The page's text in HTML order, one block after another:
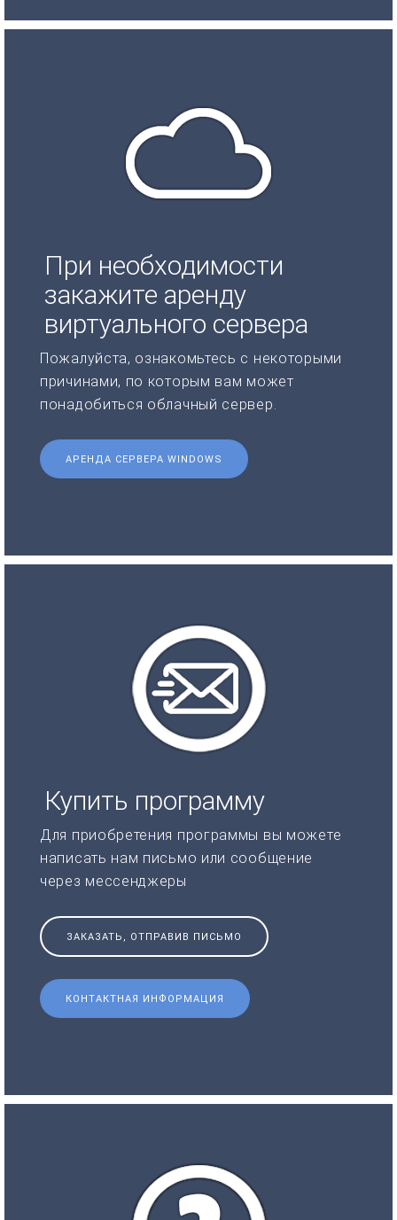
При необходимости
закажите аренду
виртуального сервера
Пожалуйста, ознакомьтесь с некоторыми
причинами, по которым вам может
понадобиться облачный сервер.
АРЕНДА СЕРВЕРА WINDOWS
Купить программу
Для приобретения программы вы можете
написать нам письмо или сообщение
через мессенджеры
ЗАКАЗАТЬ, ОТПРАВИВ ПИСЬМО
КОНТАКТНАЯ ИНФОРМАЦИЯ